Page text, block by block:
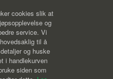
cookies slik at
og
service. Vi
til å
og huske
i handlekurven
siden som